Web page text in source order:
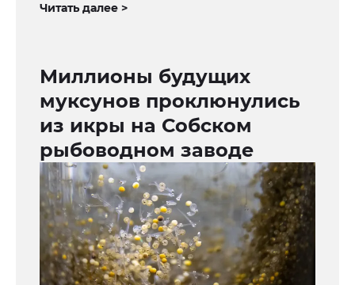
Читать далее >
Миллионы будущих
муксунов проклюнулись
из икры на Собском
рыбоводном заводе